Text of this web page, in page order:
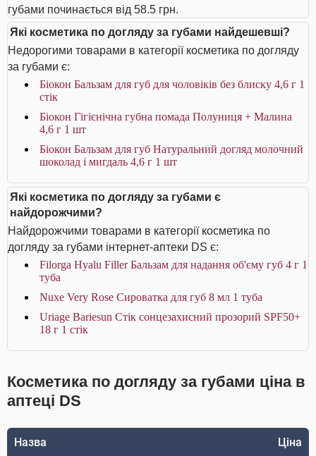
губами починається від 58.5 грн.
Які косметика по догляду за губами найдешевші?
Недорогими товарами в категорії косметика по догляду
за губами є:
Біокон Бальзам для губ для чоловіків без блиску 4,6 г 1
стік
Біокон Гігієнічна губна помада Полуниця + Малина
4,6 г 1 шт
Біокон Бальзам для губ Натуральний догляд молочний
шоколад і мигдаль 4,6 г 1 шт
Які косметика по догляду за губами є
найдорожчими?
Найдорожчими товарами в категорії косметика по
догляду за губами інтернет-аптеки DS є:
Filorga Hyalu Filler Бальзам для надання об'єму губ 4 г 1
туба
Nuxe Very Rose Сироватка для губ 8 мл 1 туба
Uriage Bariesun Стік сонцезахисний прозорий SPF50+
18 г 1 стік
Косметика по догляду за губами ціна в
аптеці DS
Назва Ціна